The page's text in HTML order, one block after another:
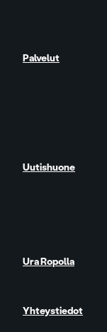
Palvelut
Uutishuone
Ura Ropolla
Yhteystiedot